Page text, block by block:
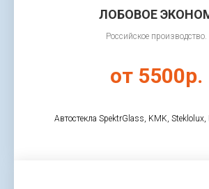
ЛОБОВОЕ
Российское производство.
от 5500р.
Автостекла SpektrGlass, KMK, Steklolux,